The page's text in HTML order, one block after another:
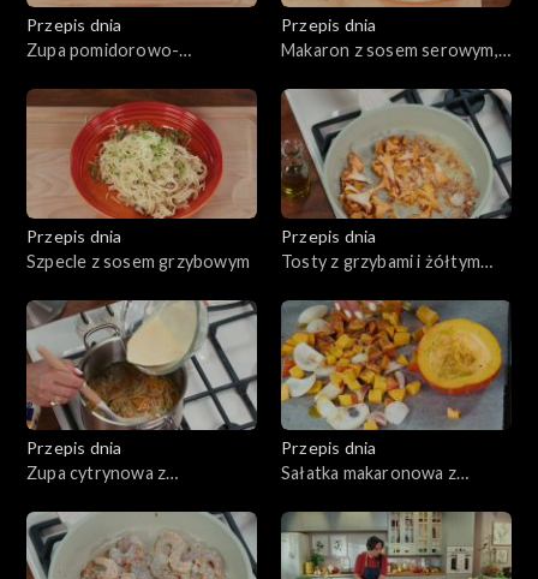
Przepis dnia
Zupa pomidorowo-
Przepis dnia
Makaron z sosem serowym,
Przepis dnia
Szpecle z sosem grzybowym
Przepis dnia
Tosty z grzybami i żółtym
Przepis dnia
Zupa cytrynowa z
Przepis dnia
Sałatka makaronowa z